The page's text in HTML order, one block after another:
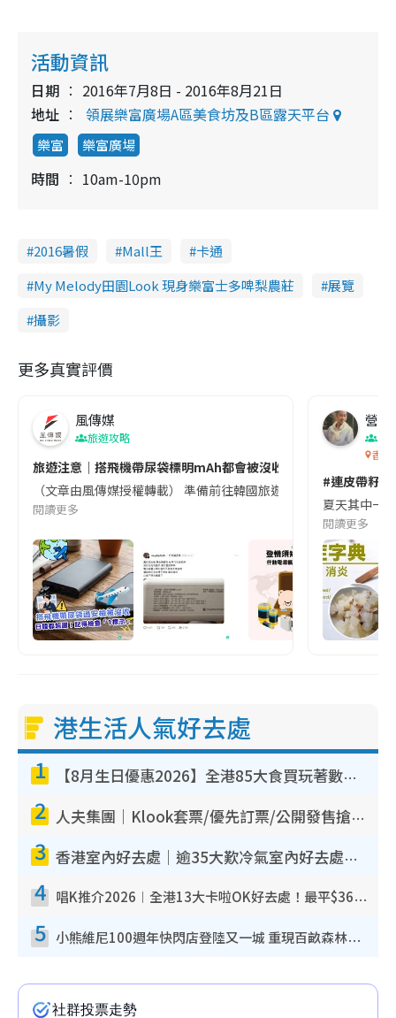
活動資訊
日期
2016年7月8日 - 2016年8月21日
地址
領展樂富廣場A區美食坊及B區露天平台
樂富 樂富廣場
時間 10am-10pm
2016暑假 Mall王
卡通
My Melody田園Look 現身樂富士多啤梨農莊
展覽
攝影
更多真實評價
風傳媒
旅遊攻略
旅遊注意｜搭飛機帶尿袋標明mAh都會被沒收😱出發前切記檢查
（文章由風傳媒授權轉載） 準備前往韓國旅遊的民眾，近期要
閱讀更多
營養
香港
#連皮帶籽
夏天其中一
閱讀更多
港生活人氣好去處
1 【8月生日優惠2026】全港85大食買玩著數攻略 自助餐/火鍋放題同行免費＋誠品/DONKI送現金券
2 人夫集團｜Klook套票/優先訂票/公開發售搶飛攻略！附票價.購票連結.場地座位表
3 香港室內好去處｜逾35大歎冷氣室內好去處推介 室內活動免費避雨無懼落雨
4 唱K推介2026︱全港13大卡啦OK好去處！最平$36起 日文K都有！(附地址+收費詳情)
5 小熊維尼100週年快閃店登陸又一城 重現百畝森林經典場景／獨家限定盲盒登場／專屬DIY香水